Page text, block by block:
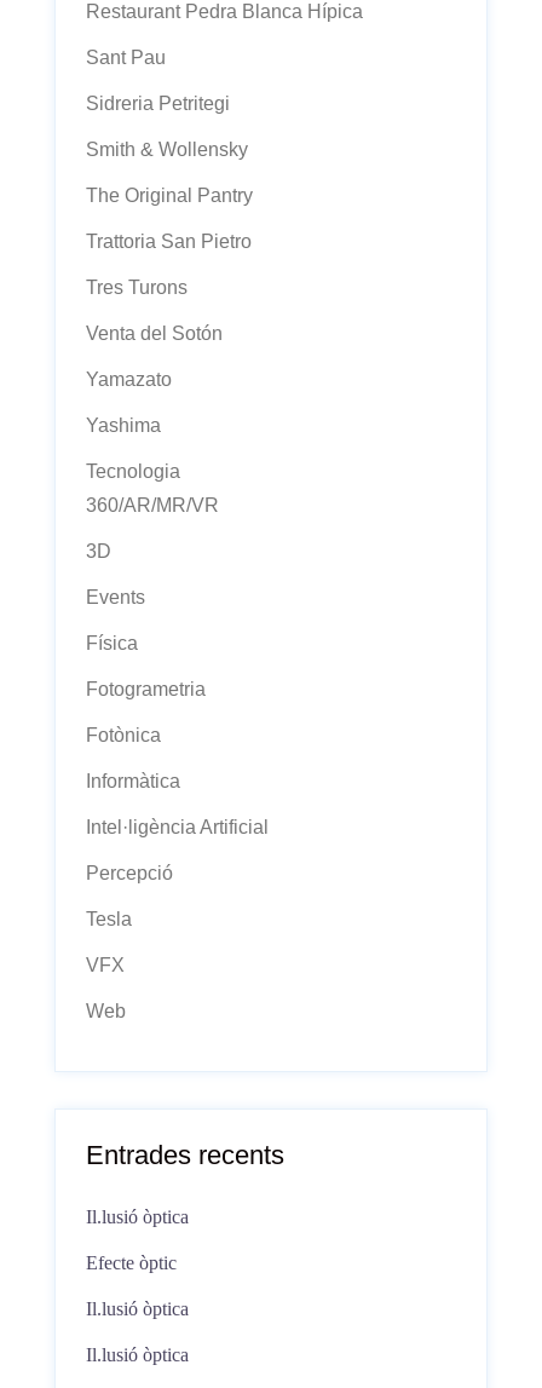
Restaurant Pedra Blanca Hípica
Sant Pau
Sidreria Petritegi
Smith & Wollensky
The Original Pantry
Trattoria San Pietro
Tres Turons
Venta del Sotón
Yamazato
Yashima
Tecnologia
360/AR/MR/VR
3D
Events
Física
Fotogrametria
Fotònica
Informàtica
Intel·ligència Artificial
Percepció
Tesla
VFX
Web
Entrades recents
Il.lusió òptica
Efecte òptic
Il.lusió òptica
Il.lusió òptica